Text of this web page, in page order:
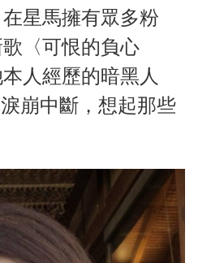
星馬擁有眾多粉
〈可恨的負心
人經歷的暗黑人
崩中斷，想起那些